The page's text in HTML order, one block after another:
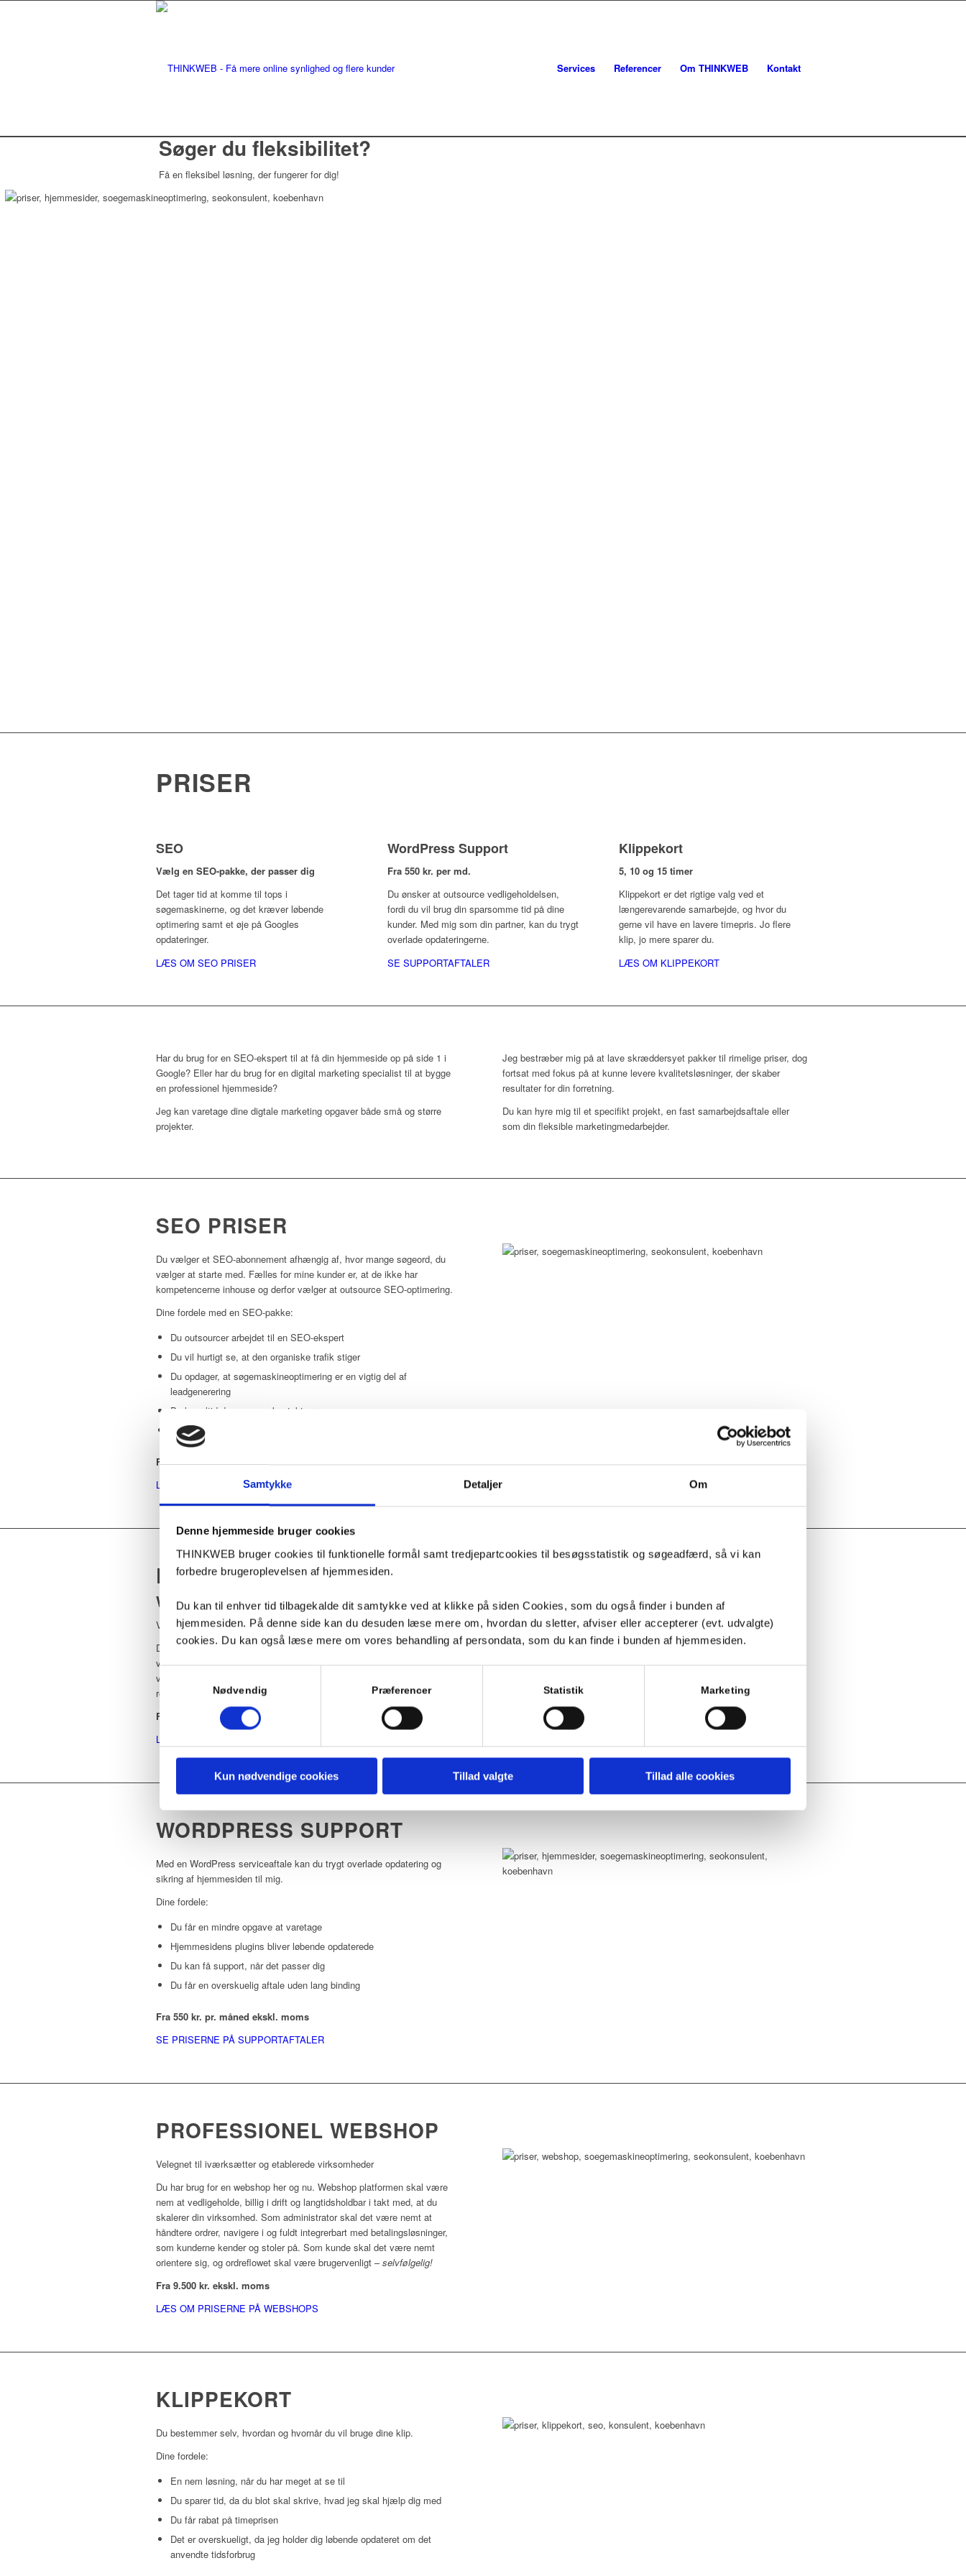
Samtykke Detaljer Om
Denne hjemmeside bruger cookies
THINKWEB bruger cookies til funktionelle formål samt tredjepartcookies til besøgsstatistik og søgeadfærd, så vi kan
forbedre brugeroplevelsen af hjemmesiden.
Du kan til enhver tid tilbagekalde dit samtykke ved at klikke på siden Cookies, som du også finder i bunden af
hjemmesiden. På denne side kan du desuden læse mere om, hvordan du sletter, afviser eller accepterer (evt. udvalgte)
cookies. Du kan også læse mere om vores behandling af persondata, som du kan finde i bunden af hjemmesiden.
Nødvendig Præferencer Statistik Marketing
Kun nødvendige cookies Tillad valgte Tillad alle cookies
Services Referencer Om THINKWEB Kontakt
Søger du fleksibilitet?
Få en fleksibel løsning, der fungerer for dig!
PRISER
SEO
Vælg en SEO-pakke, der passer dig
Det tager tid at komme til tops i
søgemaskinerne, og det kræver løbende
optimering samt et øje på Googles
opdateringer.
LÆS OM SEO PRISER
WordPress Support
Fra 550 kr. per md.
Du ønsker at outsource vedligeholdelsen,
fordi du vil brug din sparsomme tid på dine
kunder. Med mig som din partner, kan du trygt
overlade opdateringerne.
SE SUPPORTAFTALER
Klippekort
5, 10 og 15 timer
Klippekort er det rigtige valg ved et
længerevarende samarbejde, og hvor du
gerne vil have en lavere timepris. Jo flere
klip, jo mere sparer du.
LÆS OM KLIPPEKORT
Har du brug for en SEO-ekspert til at få din hjemmeside op på side 1 i
Google? Eller har du brug for en digital marketing specialist til at bygge
en professionel hjemmeside?
Jeg kan varetage dine digtale marketing opgaver både små og større
projekter.
Jeg bestræber mig på at lave skræddersyet pakker til rimelige priser, dog
fortsat med fokus på at kunne levere kvalitetsløsninger, der skaber
resultater for din forretning.
Du kan hyre mig til et specifikt projekt, en fast samarbejdsaftale eller
som din fleksible marketingmedarbejder.
SEO PRISER
Du vælger et SEO-abonnement afhængig af, hvor mange søgeord, du
vælger at starte med. Fælles for mine kunder er, at de ikke har
kompetencerne inhouse og derfor vælger at outsource SEO-optimering.
Dine fordele med en SEO-pakke:
Du outsourcer arbejdet til en SEO-ekspert
Du vil hurtigt se, at den organiske trafik stiger
Du opdager, at søgemaskineoptimering er en vigtig del af
leadgenerering
Du har altid den samme kontaktperson
Du får en overskuelig aftale uden lang binding
Fra 2.950 kr. per måned ekskl. moms
LÆS MERE OM SEO PRISER
PRIS PÅ PROFESSIONEL HJEMMESIDE
WordPress Standard
Velegnet til iværksætter og nystartet virksomhed
Du har brug for hjemmeside her og nu. Den skal være enkel at
vedligeholde, billig i drift og langtidsholdbar i takt med, at du skalerer din
virksomhed. Du har brug for en hjemmeside, der er brugervenlig, i
responsivt design og sikkerhedsoptimeret –
naturligvis!
Fra 7.500 kr. ekskl. moms
LÆS MERE OM PRISEN
WordPress Professionel
Velegnet til etablerede virksomheder
Du har et bredt udvalg af produkter/ydelser. Du skal positionere dit brand
integrationer til f.eks. bookingsystem og sociale medier.
Fra 12.000 kr. ekskl. moms
WORDPRESS SUPPORT
Med en WordPress serviceaftale kan du trygt overlade opdatering og
sikring af hjemmesiden til mig.
Dine fordele:
Du får en mindre opgave at varetage
Hjemmesidens plugins bliver løbende opdaterede
Du kan få support, når det passer dig
Du får en overskuelig aftale uden lang binding
Fra 550 kr. pr. måned ekskl. moms
SE PRISERNE PÅ SUPPORTAFTALER
PROFESSIONEL WEBSHOP
Velegnet til iværksætter og etablerede virksomheder
Du har brug for en webshop her og nu. Webshop platformen skal være
nem at vedligeholde, billig i drift og langtidsholdbar i takt med, at du
skalerer din virksomhed. Som administrator skal det være nemt at
håndtere ordrer, navigere i og fuldt integrerbart med betalingsløsninger,
som kunderne kender og stoler på. Som kunde skal det være nemt
orientere sig, og ordreflowet skal være brugervenligt –selvfølgelig!
Fra 9.500 kr. ekskl. moms
LÆS OM PRISERNE PÅ WEBSHOPS
KLIPPEKORT
Du bestemmer selv, hvordan og hvornår du vil bruge dine klip.
Dine fordele:
En nem løsning, når du har meget at se til
Du sparer tid, da du blot skal skrive, hvad jeg skal hjælp dig med
Du får rabat på timeprisen
Det er overskueligt, da jeg holder dig løbende opdateret om det
anvendte tidsforbrug